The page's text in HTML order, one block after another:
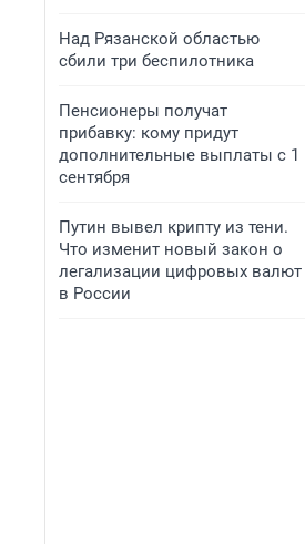
Над Рязанской областью
сбили три беспилотника
Пенсионеры получат
прибавку: кому придут
дополнительные выплаты с 1
сентября
Путин вывел крипту из тени.
Что изменит новый закон о
легализации цифровых валют
в России